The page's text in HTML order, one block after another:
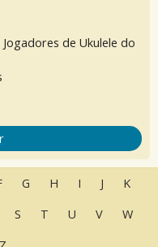
de Ukulele do
G H I J
K
S T U V
W